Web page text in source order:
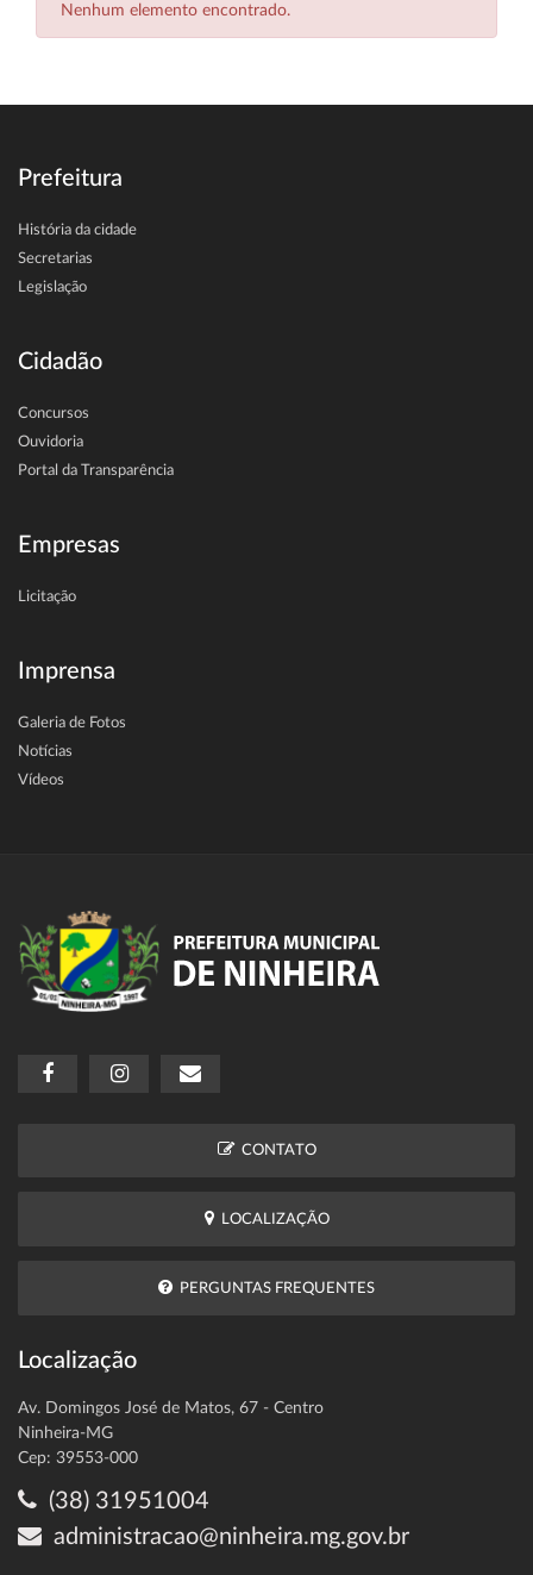
Nenhum elemento encontrado.
Prefeitura
História da cidade
Secretarias
Legislação
Cidadão
Concursos
Ouvidoria
Portal da Transparência
Empresas
Licitação
Imprensa
Galeria de Fotos
Notícias
Vídeos
CONTATO
LOCALIZAÇÃO
PERGUNTAS FREQUENTES
Localização
Av. Domingos José de Matos, 67 - Centro
Ninheira-MG
Cep: 39553-000
(38) 31951004
administracao@ninheira.mg.gov.br